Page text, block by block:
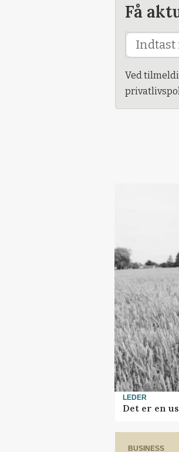
Få
Ved
LEDER
Det er en
BUSINESS